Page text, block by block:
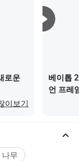
로운
이보기
베이톱
언 프레
무